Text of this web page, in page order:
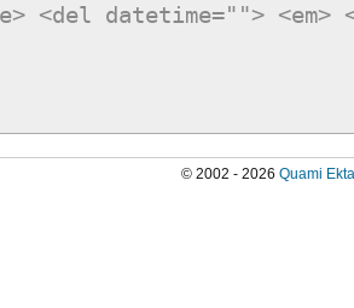
<del datetime="">
© 2002 - 2026 Quami